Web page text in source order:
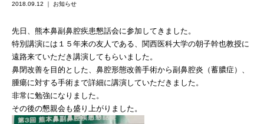
2018.09.12 ｜ お知らせ
先日、熊本鼻副鼻腔疾患懇話会に参加してきました。
特別講演には１５年来の友人である、関西医科大学の朝子幹也教授に
遠路来ていただき講演してもらいました。
鼻閉改善を目的とした、鼻腔形態改善手術から副鼻腔炎（蓄膿症）、
腫瘍に対する手術まで詳細に講演していただきました。
非常に勉強になりました。
その後の懇親会も盛り上がりました。